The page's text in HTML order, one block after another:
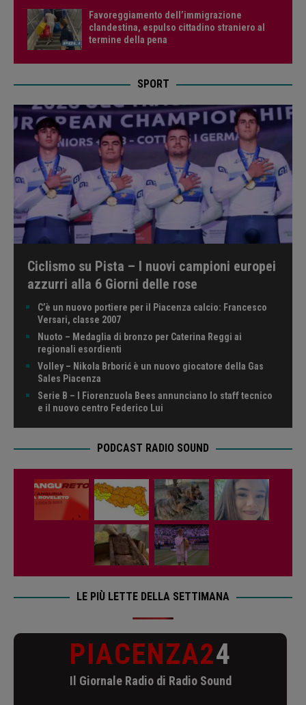
Favoreggiamento dell’immigrazione
clandestina, espulso cittadino straniero al
termine della pena
SPORT
Ciclismo su Pista – I nuovi campioni europei
azzurri alla 6 Giorni delle rose
C’è un nuovo portiere per il Piacenza calcio: Francesco
Versari, classe 2007
Nuoto – Medaglia di bronzo per Caterina Reggi ai
regionali esordienti
Volley – Nikola Brborić è un nuovo giocatore della Gas
Sales Piacenza
Serie B – I Fiorenzuola Bees annunciano lo staff tecnico
e il nuovo centro Federico Lui
PODCAST RADIO SOUND
LE PIÙ LETTE DELLA SETTIMANA
PIACENZA24
Il Giornale Radio di Radio Sound